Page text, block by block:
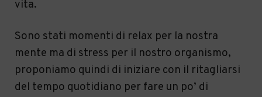
vita.
Sono stati momenti di relax per la nostra
mente ma di stress per il nostro organismo,
proponiamo quindi di iniziare con il ritagliarsi
del tempo quotidiano per fare un po’ di